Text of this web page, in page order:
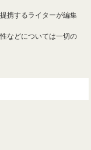
携するライターが編集
などについては一切の